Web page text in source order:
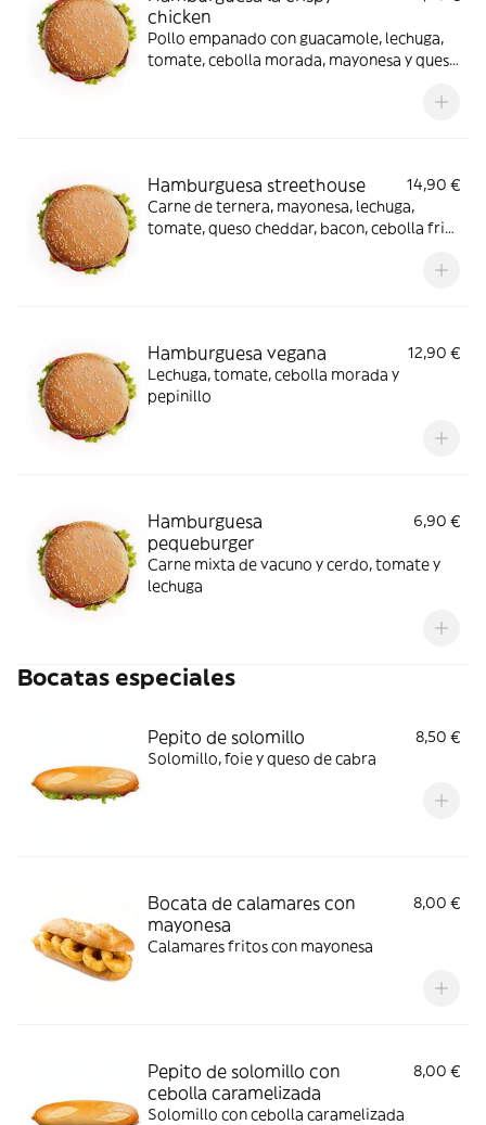
chicken
Pollo empanado con guacamole, lechuga,
tomate, cebolla morada, mayonesa y queso
Hamburguesa streethouse
14,90 €
Carne de ternera, mayonesa, lechuga,
tomate, queso cheddar, bacon, cebolla frita
Hamburguesa vegana
12,90 €
Lechuga, tomate, cebolla morada y
pepinillo
Hamburguesa
pequeburger
6,90 €
Carne mixta de vacuno y cerdo, tomate y
lechuga
Bocatas especiales
Pepito de solomillo
8,50 €
Solomillo, foie y queso de cabra
Bocata de calamares con
mayonesa
8,00 €
Calamares fritos con mayonesa
Pepito de solomillo con
cebolla caramelizada
8,00 €
Solomillo con cebolla caramelizada